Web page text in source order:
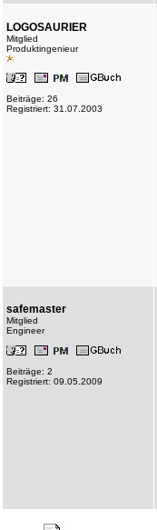
LOGOSAURIER
Mitglied
Produktingenieur
Beiträge: 26
Registriert: 31.07.2003
safemaster
Mitglied
Engineer
Beiträge: 2
Registriert: 09.05.2009